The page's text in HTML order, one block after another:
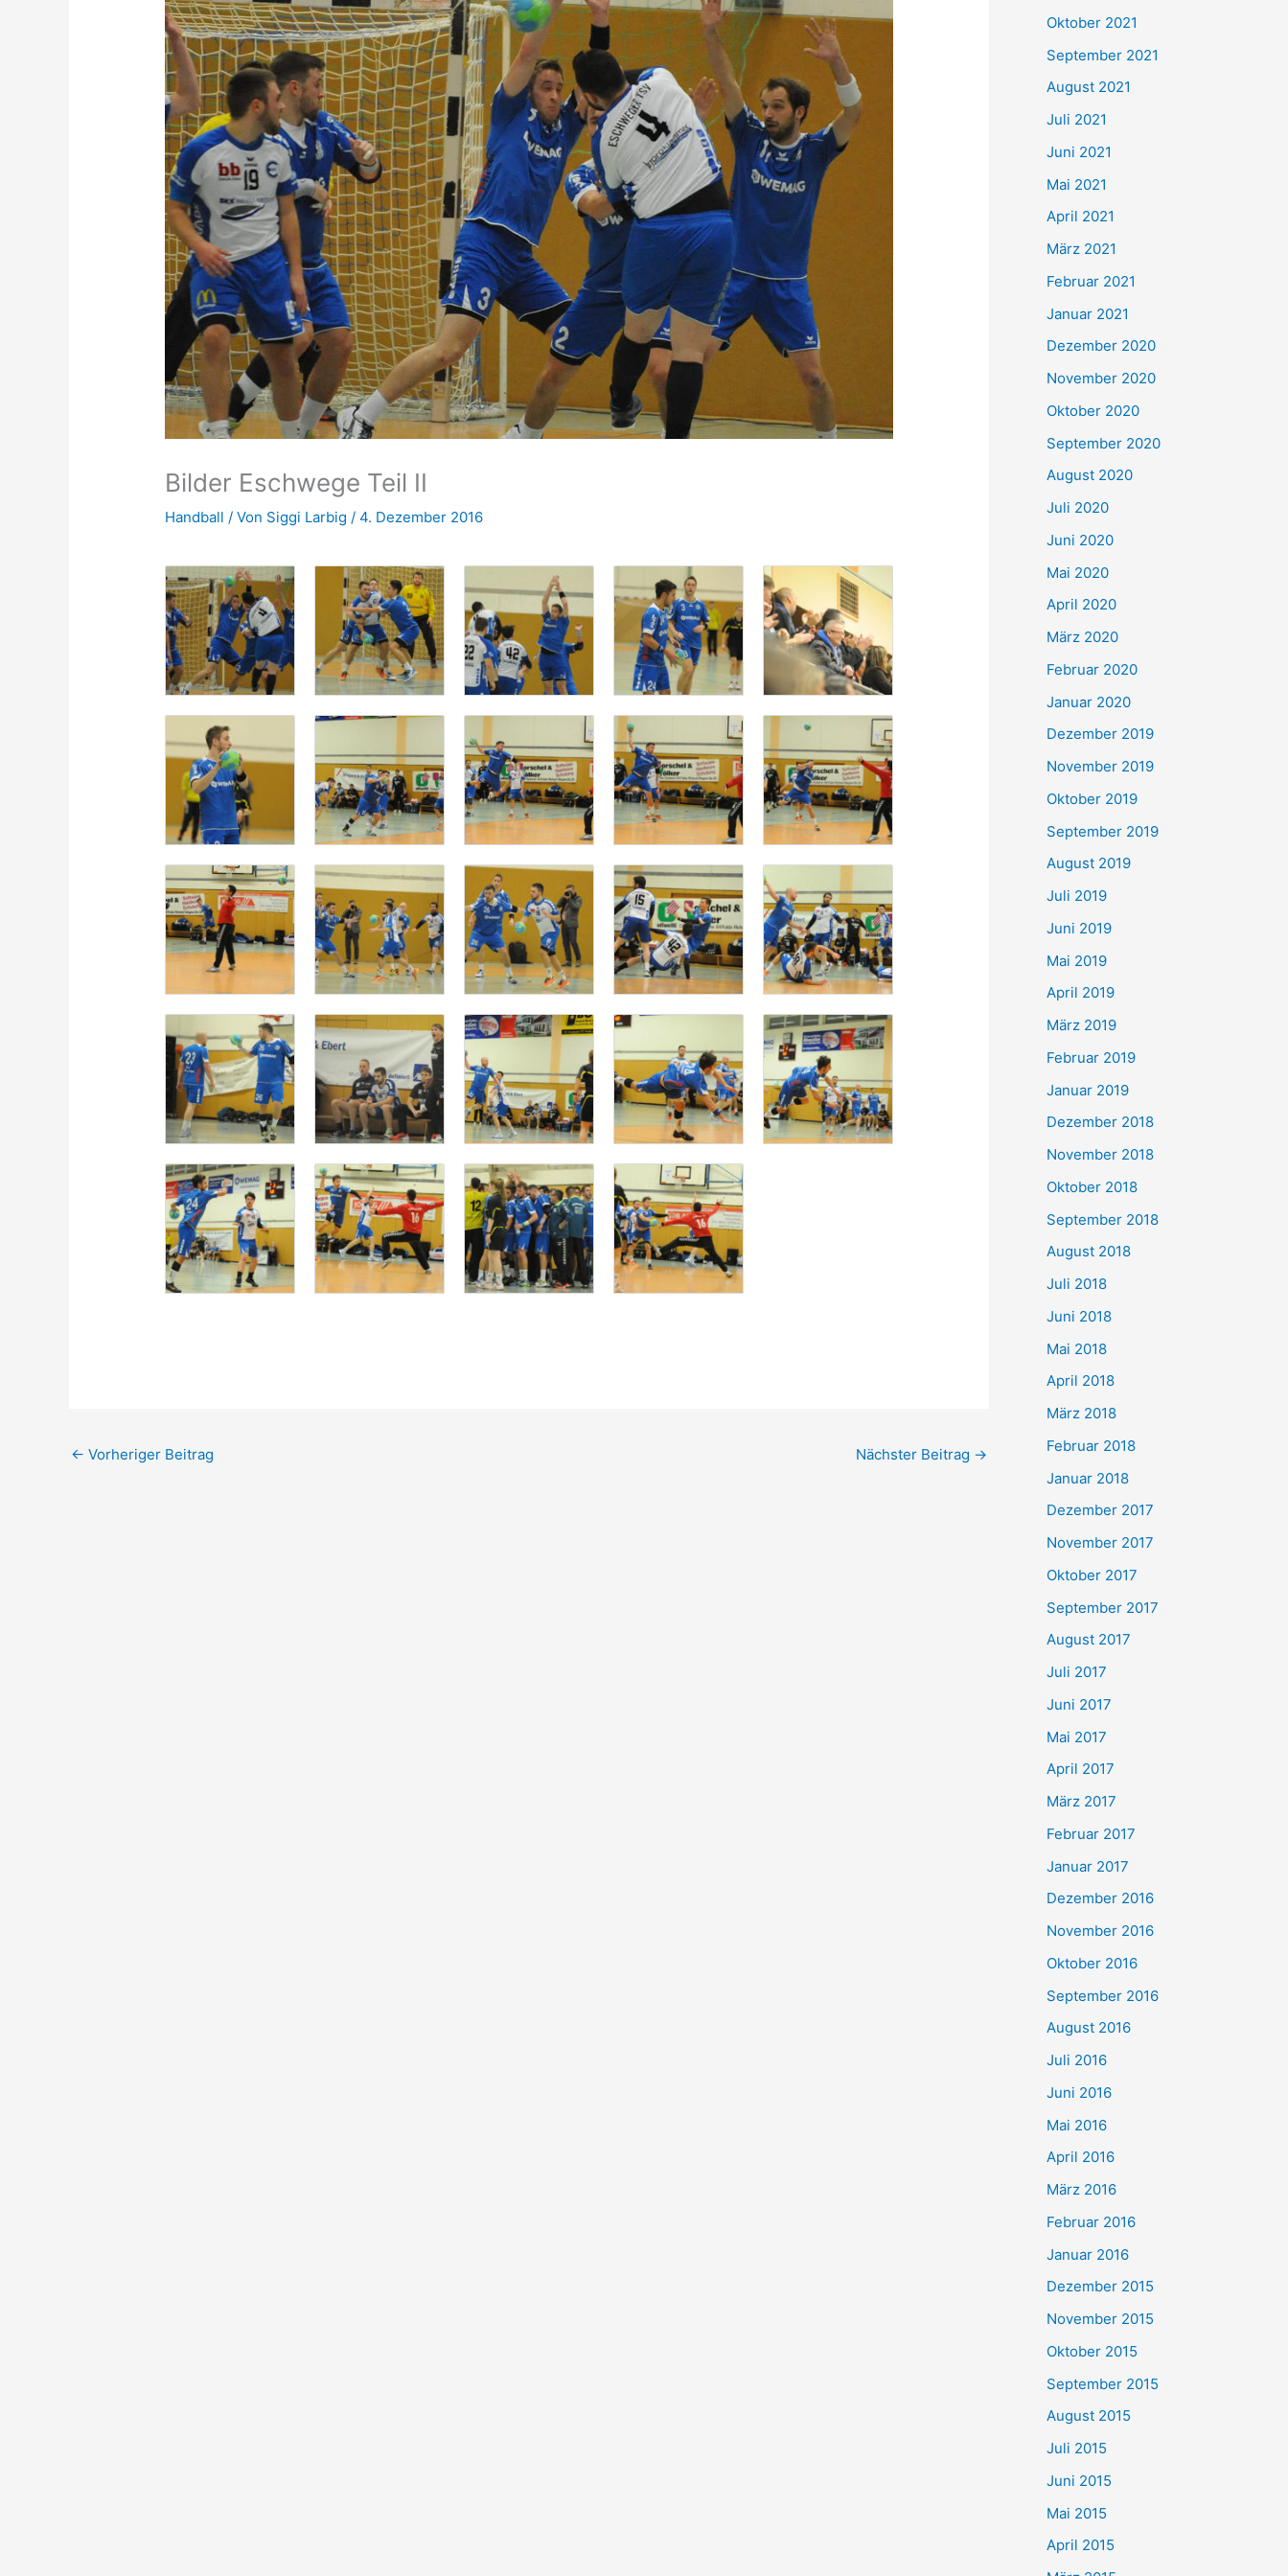
Bilder Eschwege Teil II
Handball / Von Siggi Larbig /4. Dezember 2016
← Vorheriger Beitrag Nächster Beitrag →
e
n
h
:
Oktober 2021
September 2021
August 2021
Juli 2021
Juni 2021
Mai 2021
April 2021
März 2021
Februar 2021
Januar 2021
Dezember 2020
November 2020
Oktober 2020
September 2020
August 2020
Juli 2020
Juni 2020
Mai 2020
April 2020
März 2020
Februar 2020
Januar 2020
Dezember 2019
November 2019
Oktober 2019
September 2019
August 2019
Juli 2019
Juni 2019
Mai 2019
April 2019
März 2019
Februar 2019
Januar 2019
Dezember 2018
November 2018
Oktober 2018
September 2018
August 2018
Juli 2018
Juni 2018
Mai 2018
April 2018
März 2018
Februar 2018
Januar 2018
Dezember 2017
November 2017
Oktober 2017
September 2017
August 2017
Juli 2017
Juni 2017
Mai 2017
April 2017
März 2017
Februar 2017
Januar 2017
Dezember 2016
November 2016
Oktober 2016
September 2016
August 2016
Juli 2016
Juni 2016
Mai 2016
April 2016
März 2016
Februar 2016
Januar 2016
Dezember 2015
November 2015
Oktober 2015
September 2015
August 2015
Juli 2015
Juni 2015
Mai 2015
April 2015